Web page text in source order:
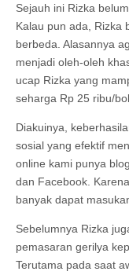
Sejauh ini Rizka
Kalau pun ada, Rizka
berbeda. Alasannya
menjadi oleh-oleh
ucap Rizka yang
seharga Rp 25 ribu/
Diakuinya,
sosial yang efektif
online kami punya
dan Facebook.
banyak dapat
Sebelumnya Rizka
pemasaran gerilya
Terutama pada saat